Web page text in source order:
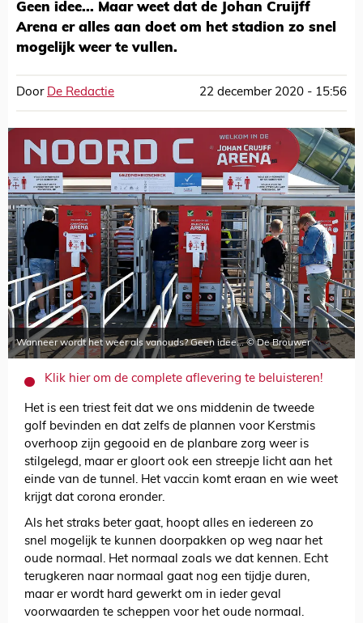
Geen idee... Maar weet dat de Johan Cruijff
Arena er alles aan doet om het stadion zo snel
mogelijk weer te vullen.
Door De Redactie 22 december 2020 - 15:56
Wanneer wordt het weer als vanouds? Geen idee... © De Brouwer
Klik hier om de complete aflevering te beluisteren!
Het is een triest feit dat we ons middenin de tweede
golf bevinden en dat zelfs de plannen voor Kerstmis
overhoop zijn gegooid en de planbare zorg weer is
stilgelegd, maar er gloort ook een streepje licht aan het
einde van de tunnel. Het vaccin komt eraan en wie weet
krijgt dat corona eronder.
Als het straks beter gaat, hoopt alles en iedereen zo
snel mogelijk te kunnen doorpakken op weg naar het
oude normaal. Het normaal zoals we dat kennen. Echt
terugkeren naar normaal gaat nog een tijdje duren,
maar er wordt hard gewerkt om in ieder geval
voorwaarden te scheppen voor het oude normaal.